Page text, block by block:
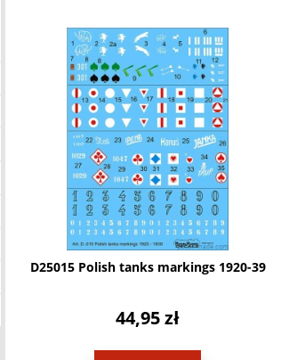
D25015 Polish tanks markings 1920-39
44,95 zł